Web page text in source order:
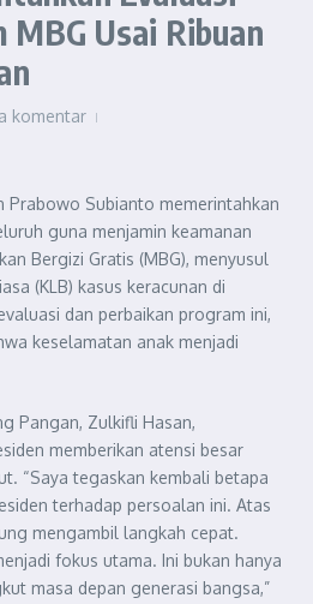
Usai Ribuan
komentar
Prabowo Subianto memerintahkan
guna menjamin keamanan
Bergizi Gratis (MBG), menyusul
(KLB) kasus keracunan di
dan perbaikan program ini,
keselamatan anak menjadi
Pangan, Zulkifli Hasan,
memberikan atensi besar
“Saya tegaskan kembali betapa
terhadap persoalan ini. Atas
mengambil langkah cepat.
fokus utama. Ini bukan hanya
masa depan generasi bangsa,”